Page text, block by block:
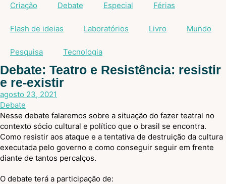
Criação Debate Especial Férias
Flash de ideias Laboratórios Livro Mundo
Pesquisa Tecnologia
Debate: Teatro e Resistência: resistir
e re-existir
agosto 23, 2021
Debate
Nesse debate falaremos sobre a situação do fazer teatral no
contexto sócio cultural e político que o brasil se encontra.
Como resistir aos ataque e a tentativa de destruição da cultura
executada pelo governo e como conseguir seguir em frente
diante de tantos percalços.
O debate terá a participação de: